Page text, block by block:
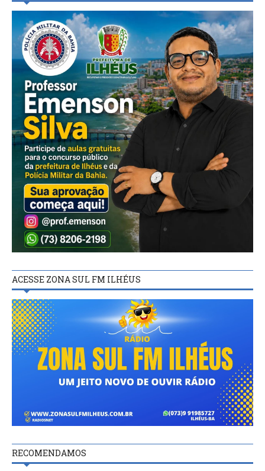
ACESSE ZONA SUL FM ILHÉUS
RECOMENDAMOS